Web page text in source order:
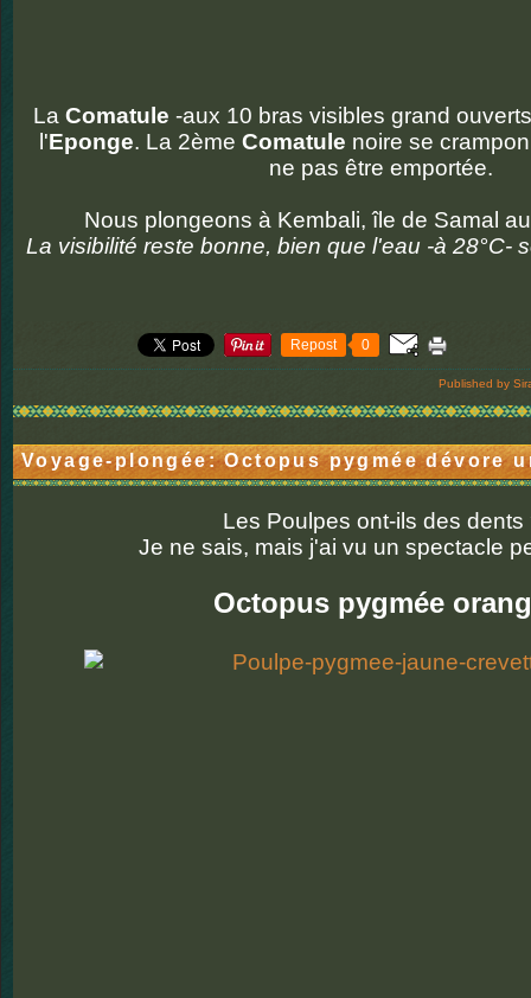
La Comatule -aux 10 bras visibles grand
l'Eponge. La 2ème Comatule noire se
ne pas être emportée.
Nous plongeons à Kembali, île de Samal
La visibilité reste bonne, bien que l'eau -à 28°C-
Repost 0
Published by
Voyage-plongée: Octopus pygmée dévore
Les Poulpes ont-ils des dents
Je ne sais, mais j'ai vu un spectacle
Octopus pygmée